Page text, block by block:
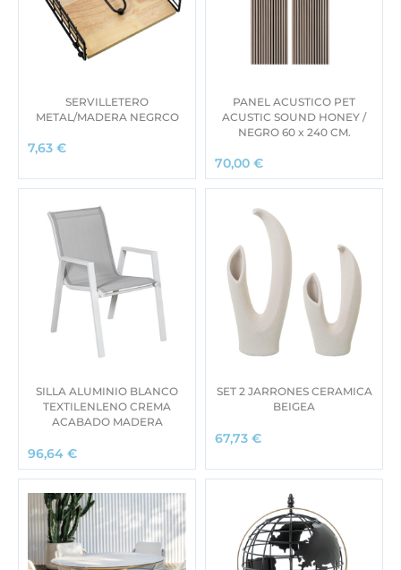
SERVILLETERO
METAL/MADERA NEGRCO
7,63 €
PANEL ACUSTICO PET
ACUSTIC SOUND HONEY /
NEGRO 60 x 240 CM.
70,00 €
SILLA ALUMINIO BLANCO
TEXTILENLENO CREMA
ACABADO MADERA
96,64 €
SET 2 JARRONES CERAMICA
BEIGEA
67,73 €